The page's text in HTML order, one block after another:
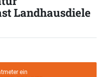
Landhausdiele
ein